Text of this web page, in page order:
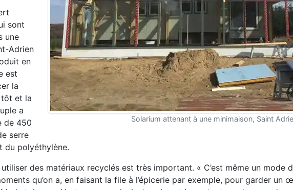
Solarium attenant à une minimaison, Saint
sont
une
Adrien
en
est
la
tôt et la
a
de 450
serre
du polyéthylène.
des matériaux recyclés est très important. « C’est même un mode
qu’on a, en faisant la file à l’épicerie par exemple, pour garder un